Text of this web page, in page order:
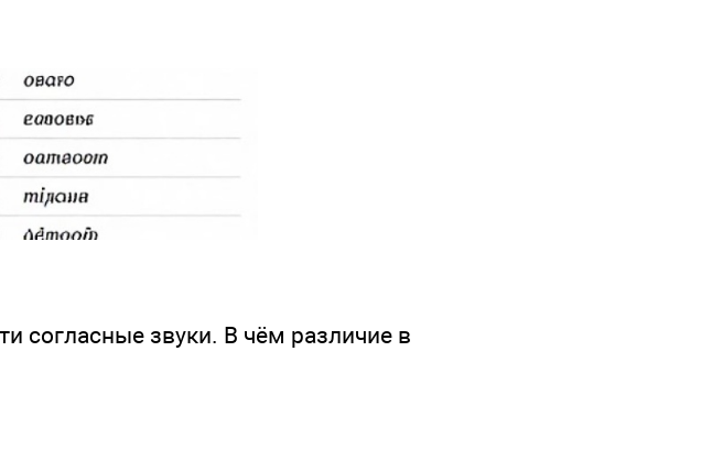
согласные звуки. В чём различие в